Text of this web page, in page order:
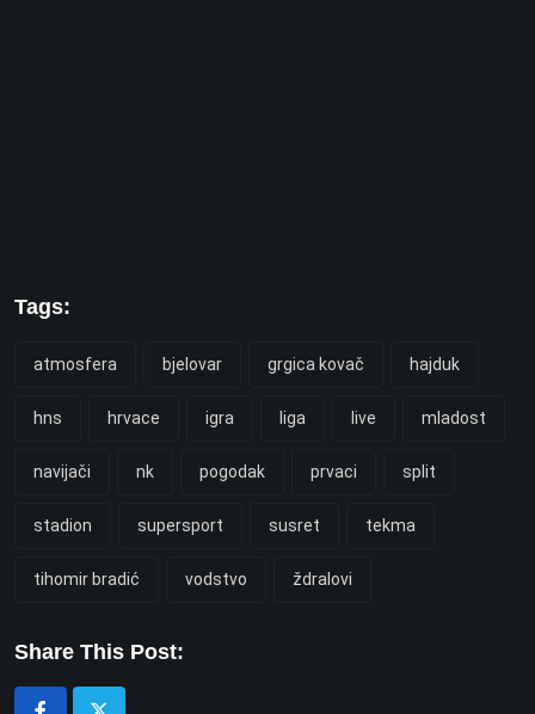
Tags:
atmosfera bjelovar grgica kovač hajduk
hns hrvace igra liga live mladost
navijači nk pogodak prvaci split
stadion supersport susret tekma
tihomir bradić vodstvo ždralovi
Share This Post: